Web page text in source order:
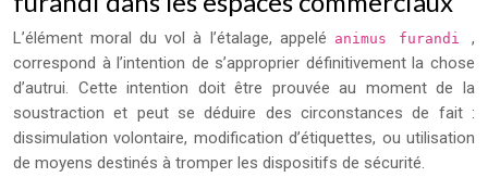
L’élément moral du vol à l’étalage, appelé animus furandi,
correspond à l’intention de s’approprier définitivement la chose
d’autrui. Cette intention doit être prouvée au moment de la
soustraction et peut se déduire des circonstances de fait :
dissimulation volontaire, modification d’étiquettes, ou utilisation
de moyens destinés à tromper les dispositifs de sécurité.